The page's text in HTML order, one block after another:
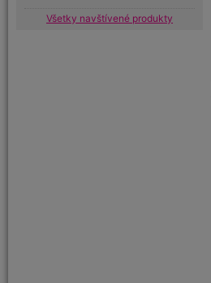
Všetky navštívené produkty